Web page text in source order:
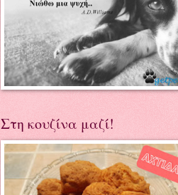
Στη κουζίνα μαζί!